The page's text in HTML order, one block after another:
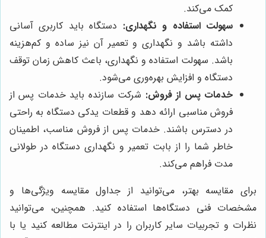
کمک می‌کند.
سهولت استفاده و نگهداری: دستگاه باید کاربری آسانی
داشته باشد و نگهداری و تعمیر آن نیز ساده و کم‌هزینه
باشد. سهولت استفاده و نگهداری، باعث کاهش زمان توقف
دستگاه و افزایش بهره‌وری می‌شود.
خدمات پس از فروش: شرکت سازنده باید خدمات پس از
فروش مناسبی ارائه دهد و قطعات یدکی دستگاه به راحتی
در دسترس باشند. خدمات پس از فروش مناسب، اطمینان
خاطر شما را از بابت تعمیر و نگهداری دستگاه در طولانی
مدت فراهم می‌کند.
برای مقایسه بهتر، می‌توانید از جداول مقایسه ویژگی‌ها و
مشخصات فنی دستگاه‌ها استفاده کنید. همچنین، می‌توانید
نظرات و تجربیات سایر کاربران را در اینترنت مطالعه کنید یا با